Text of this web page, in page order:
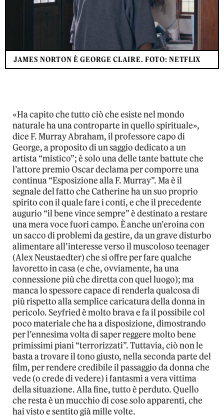
JAMES NORTON È GEORGE CLAIRE. FOTO: NETFLIX
«Ha capito che tutto ciò che esiste nel mondo
naturale ha una controparte in quello spirituale»,
dice F. Murray Abraham, il professore capo di
George, a proposito di un saggio dedicato a un
artista “mistico”; è solo una delle tante battute che
l’attore premio Oscar declama per comporre una
continua “Esposizione alla F. Murray”. Ma è il
segnale del fatto che Catherine ha un suo proprio
spirito con il quale fare i conti, e che il precedente
augurio “il bene vince sempre” è destinato a restare
una mera voce fuori campo. È anche un’eroina con
un sacco di problemi da gestire, da un grave disturbo
alimentare all’interesse verso il muscoloso teenager
(Alex Neustaedter) che si offre per fare qualche
lavoretto in casa (e che, ovviamente, ha una
connessione più che diretta con quel luogo); ma
manca lo spessore capace di renderla qualcosa di
più rispetto alla semplice caricatura della donna in
pericolo. Seyfried è molto brava e fa il possibile col
poco materiale che ha a disposizione, dimostrando
per l’ennesima volta di saper reggere molto bene
primissimi piani “terrorizzati”. Tuttavia, ciò non le
basta a trovare il tono giusto, nella seconda parte del
film, per rendere credibile il passaggio da donna che
vede (o crede di vedere) i fantasmi a vera vittima
della situazione. Alla fine, tutto è perduto. Quello
che resta è un mucchio di cose solo apparenti, che
hai visto e sentito già mille volte.